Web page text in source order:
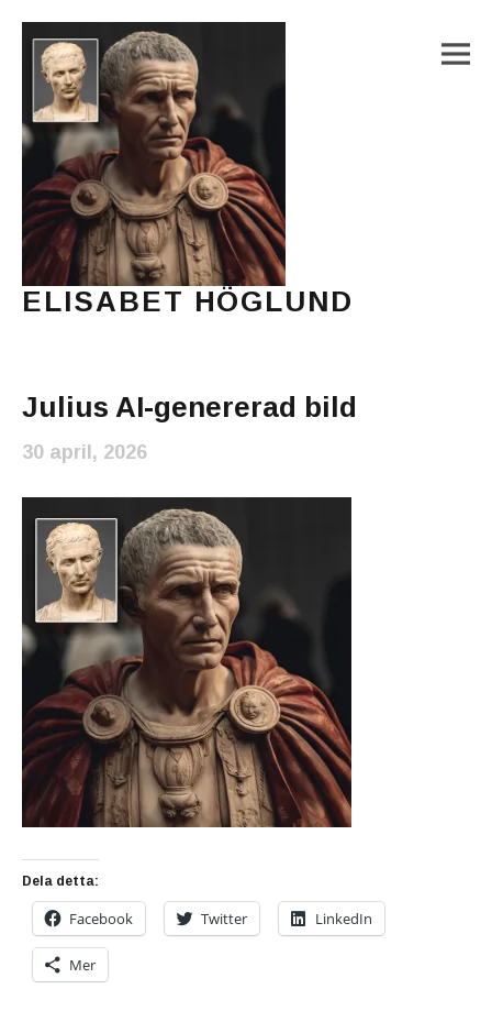
ELISABET HÖGLUND
Julius AI-genererad bild
30 april, 2026
Dela detta:
Facebook Twitter LinkedIn
Mer